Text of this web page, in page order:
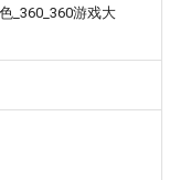
_360_360游戏大